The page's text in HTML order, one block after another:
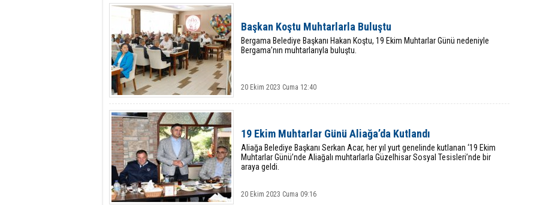
Başkan Koştu Muhtarlarla Buluştu
Bergama Belediye Başkanı Hakan Koştu, 19 Ekim Muhtarlar Günü nedeniyle
Bergama’nın muhtarlarıyla buluştu.
20 Ekim 2023 Cuma 12:40
19 Ekim Muhtarlar Günü Aliağa’da Kutlandı
Aliağa Belediye Başkanı Serkan Acar, her yıl yurt genelinde kutlanan ‘19 Ekim
Muhtarlar Günü’nde Aliağalı muhtarlarla Güzelhisar Sosyal Tesisleri’nde bir
araya geldi.
20 Ekim 2023 Cuma 09:16